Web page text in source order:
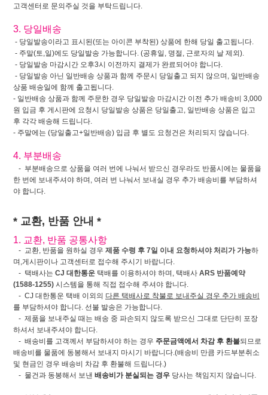
고객센터로 문의주실 것을 부탁드립니다.
3. 당일배송
- 당일발송이라고 표시된(또는 아이콘 부착된) 상품에 한해 당일 출고됩니다.
- 주말(토,일)에도 당일발송 가능합니다. (공휴일, 명절, 근로자의 날 제외).
- 당일발송 마감시간 오후3시 이전까지 결제가 완료되어야 합니다.
- 당일발송 아닌 일반배송 상품과 함께 주문시 당일출고 되지 않으며, 일반배송
상품 배송일에 함께 출고됩니다.
- 일반배송 상품과 함께 주문한 경우 당일발송 마감시간 이전 추가 배송비 3,000
원 입금 후 게시판에 요청시 당일발송 상품은 당일출고, 일반배송 상품은 입고
후 각각 배송해 드립니다.
- 주말에는 (당일출고+일반배송) 입금 후 별도 요청건은 처리되지 않습니다.
4. 부분배송
- 부분배송으로 상품을 여러 번에 나눠서 받으신 경우라도 반품시에는 물품을
한 번에 보내주셔야 하며, 여러 번 나눠서 보내실 경우 추가 배송비를 부담하셔
야 합니다.
* 교환, 반품 안내 *
1. 교환, 반품 공통사항
- 교환, 반품을 원하실 경우 제품 수령 후 7일 이내 요청하셔야 처리가 가능하
며,게시판이나 고객센터로 접수해 주시기 바랍니다.
- 택배사는 CJ 대한통운 택배를 이용하셔야 하며, 택배사 ARS 반품예약
(1588-1255) 시스템을 통해 직접 접수해 주셔야 합니다.
- CJ 대한통운 택배 이외의 다른 택배사로 착불로 보내주실 경우 추가 배송비
를 부담하셔야 합니다. 선불 발송은 가능합니다.
- 제품을 보내주실 때는 배송 중 파손되지 않도록 받으신 그대로 단단히 포장
하셔서 보내주셔야 합니다.
- 배송비를 고객께서 부담하셔야 하는 경우 주문금액에서 차감 후 환불되므로
배송비를 물품에 동봉해서 보내지 마시기 바랍니다.(배송비 만큼 카드부분취소
및 현금인 경우 배송비 차감 후 환불해 드립니다.)
- 물건과 동봉해서 보낸 배송비가 분실되는 경우 당사는 책임지지 않습니다.